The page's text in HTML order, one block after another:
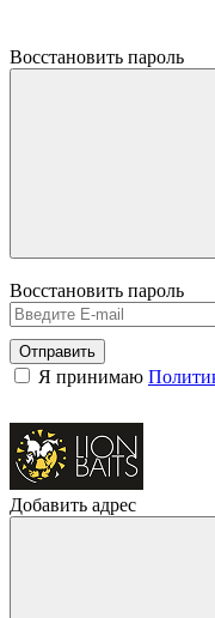
Восстановить пароль
Восстановить пароль
Отправить
Я принимаю
Добавить адрес